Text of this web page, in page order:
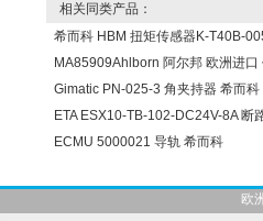
相关同类产品：
希而科 HBM 扭矩传感器K-T40B-
MA85909Ahlborn 阿尔邦 欧洲进口
Gimatic PN-025-3 角夹持器 希而科
ETA ESX10-TB-102-DC24V-8A 断
ECMU 5000021 导轨 希而科
欧